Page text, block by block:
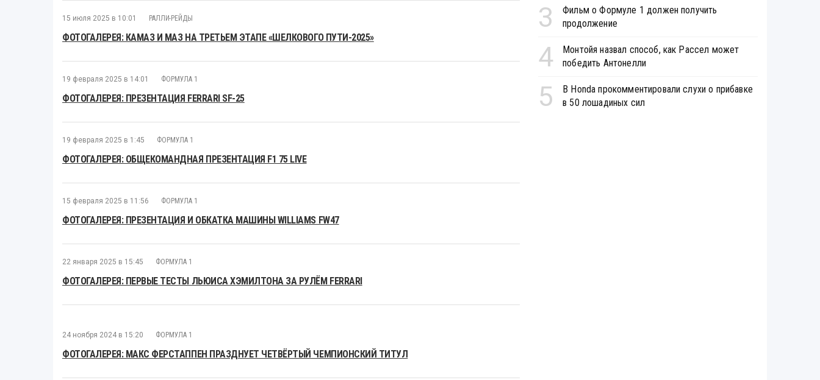
15 июля 2025 в 10:01 РАЛЛИ-РЕЙДЫ
ФОТОГАЛЕРЕЯ: КАМАЗ И МАЗ НА ТРЕТЬЕМ ЭТАПЕ «ШЕЛКОВОГО ПУТИ-2025»
19 февраля 2025 в 14:01 ФОРМУЛА 1
ФОТОГАЛЕРЕЯ: ПРЕЗЕНТАЦИЯ FERRARI SF-25
19 февраля 2025 в 1:45 ФОРМУЛА 1
ФОТОГАЛЕРЕЯ: ОБЩЕКОМАНДНАЯ ПРЕЗЕНТАЦИЯ F1 75 LIVE
15 февраля 2025 в 11:56 ФОРМУЛА 1
ФОТОГАЛЕРЕЯ: ПРЕЗЕНТАЦИЯ И ОБКАТКА МАШИНЫ WILLIAMS FW47
22 января 2025 в 15:45 ФОРМУЛА 1
ФОТОГАЛЕРЕЯ: ПЕРВЫЕ ТЕСТЫ ЛЬЮИСА ХЭМИЛТОНА ЗА РУЛЁМ FERRARI
24 ноября 2024 в 15:20 ФОРМУЛА 1
ФОТОГАЛЕРЕЯ: МАКС ФЕРСТАППЕН ПРАЗДНУЕТ ЧЕТВЁРТЫЙ ЧЕМПИОНСКИЙ ТИТУЛ
3
Фильм о Формуле 1 должен получить
продолжение
4
Монтойя назвал способ, как Рассел может
победить Антонелли
5
В Honda прокомментировали слухи о прибавке
в 50 лошадиных сил